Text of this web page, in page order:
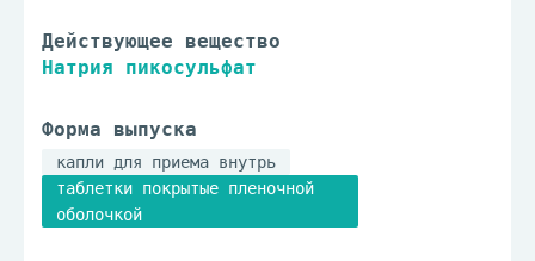
Действующее вещество
Натрия пикосульфат
Форма выпуска
капли для приема внутрь
таблетки покрытые пленочной
оболочкой